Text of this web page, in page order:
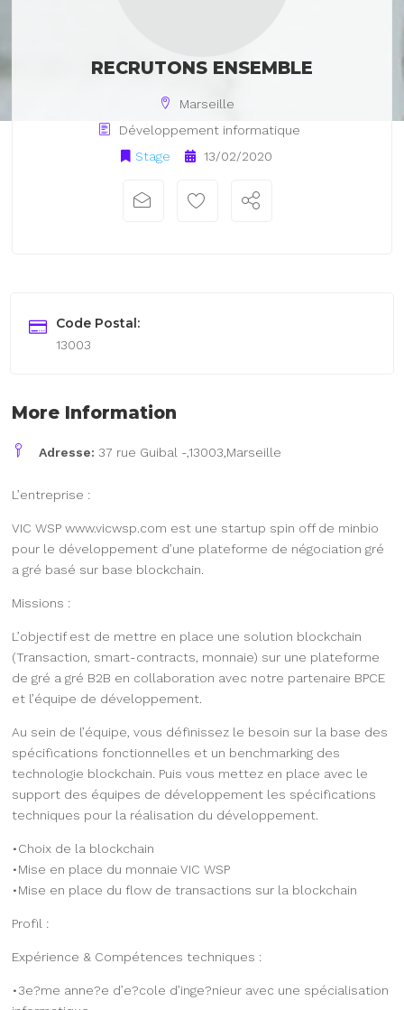
RECRUTONS ENSEMBLE
Marseille
Développement informatique
Stage
13/02/2020
Code Postal:
13003
More Information
Adresse: 37 rue Guibal -,13003,Marseille
L’entreprise :
VIC WSP www.vicwsp.com est une startup spin off de minbio
pour le développement d’une plateforme de négociation gré
a gré basé sur base blockchain.
Missions :
L’objectif est de mettre en place une solution blockchain
(Transaction, smart-contracts, monnaie) sur une plateforme
de gré a gré B2B en collaboration avec notre partenaire BPCE
et l’équipe de développement.
Au sein de l’équipe, vous définissez le besoin sur la base des
spécifications fonctionnelles et un benchmarking des
technologie blockchain. Puis vous mettez en place avec le
support des équipes de développement les spécifications
techniques pour la réalisation du développement.
•Choix de la blockchain
•Mise en place du monnaie VIC WSP
•Mise en place du flow de transactions sur la blockchain
Profil :
Expérience & Compétences techniques :
•3e?me anne?e d’e?cole d’inge?nieur avec une spécialisation